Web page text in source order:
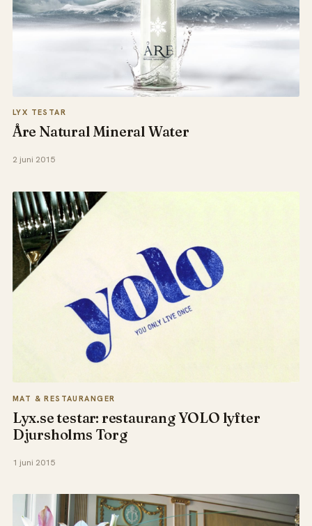
LYX TESTAR
Åre Natural Mineral Water
2 juni 2015
MAT & RESTAURANGER
Lyx.se testar: restaurang YOLO lyfter
Djursholms Torg
1 juni 2015